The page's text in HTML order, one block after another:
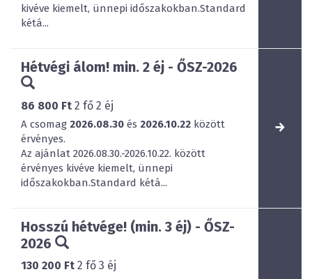
kivéve kiemelt, ünnepi időszakokban.Standard
kétá...
Hétvégi álom! min. 2 éj - ŐSZ-2026
86 800 Ft 2 fő 2 éj
A csomag 2026.08.30 és 2026.10.22 között
érvényes.
Az ajánlat 2026.08.30.-2026.10.22. között
érvényes kivéve kiemelt, ünnepi
időszakokban.Standard kétá...
Hosszú hétvége! (min. 3 éj) - ŐSZ-
2026
130 200 Ft 2 fő 3 éj